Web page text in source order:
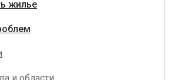
жилье